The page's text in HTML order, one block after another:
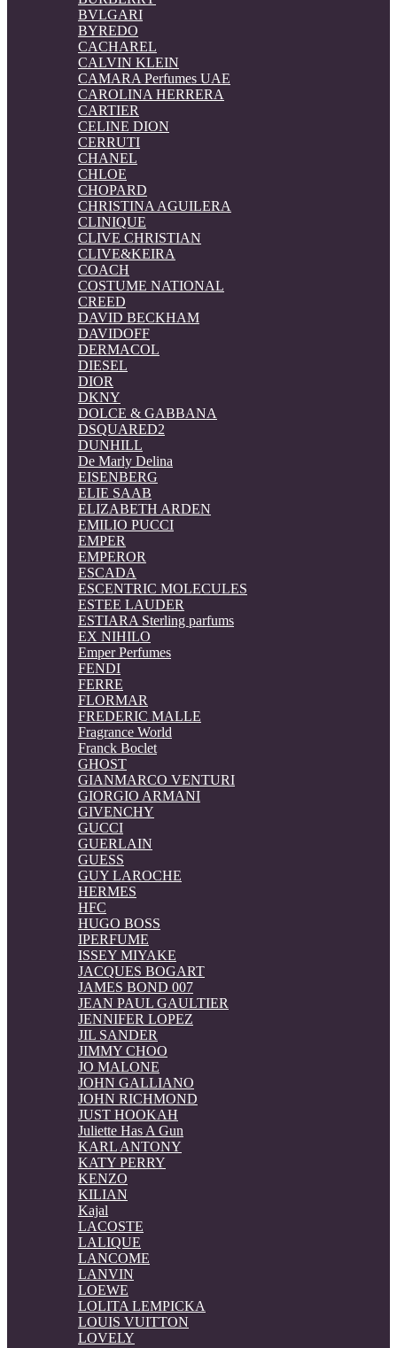
BVLGARI
BYREDO
CACHAREL
CALVIN KLEIN
CAMARA Perfumes UAE
CAROLINA HERRERA
CARTIER
CELINE DION
CERRUTI
CHANEL
CHLOE
CHOPARD
CHRISTINA AGUILERA
CLINIQUE
CLIVE CHRISTIAN
CLIVE&KEIRA
COACH
COSTUME NATIONAL
CREED
DAVID BECKHAM
DAVIDOFF
DERMACOL
DIESEL
DIOR
DKNY
DOLCE & GABBANA
DSQUARED2
DUNHILL
De Marly Delina
EISENBERG
ELIE SAAB
ELIZABETH ARDEN
EMILIO PUCCI
EMPER
EMPEROR
ESCADA
ESCENTRIC MOLECULES
ESTEE LAUDER
ESTIARA Sterling parfums
EX NIHILO
Emper Perfumes
FENDI
FERRE
FLORMAR
FREDERIC MALLE
Fragrance World
Franck Boclet
GHOST
GIANMARCO VENTURI
GIORGIO ARMANI
GIVENCHY
GUCCI
GUERLAIN
GUESS
GUY LAROCHE
HERMES
HFC
HUGO BOSS
IPERFUME
ISSEY MIYAKE
JACQUES BOGART
JAMES BOND 007
JEAN PAUL GAULTIER
JENNIFER LOPEZ
JIL SANDER
JIMMY CHOO
JO MALONE
JOHN GALLIANO
JOHN RICHMOND
JUST HOOKAH
Juliette Has A Gun
KARL ANTONY
KATY PERRY
KENZO
KILIAN
Kajal
LACOSTE
LALIQUE
LANCOME
LANVIN
LOEWE
LOLITA LEMPICKA
LOUIS VUITTON
LOVELY